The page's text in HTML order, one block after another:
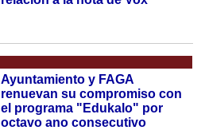
Ayuntamiento y FAGA
renuevan su compromiso con
el programa "Edukalo" por
octavo ano consecutivo